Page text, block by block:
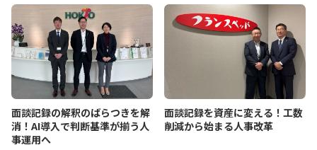
面談記録の解釈のばらつきを解
消！AI導入で判断基準が揃う人
事運用へ
面談記録を資産に変える！工数
削減から始まる人事改革